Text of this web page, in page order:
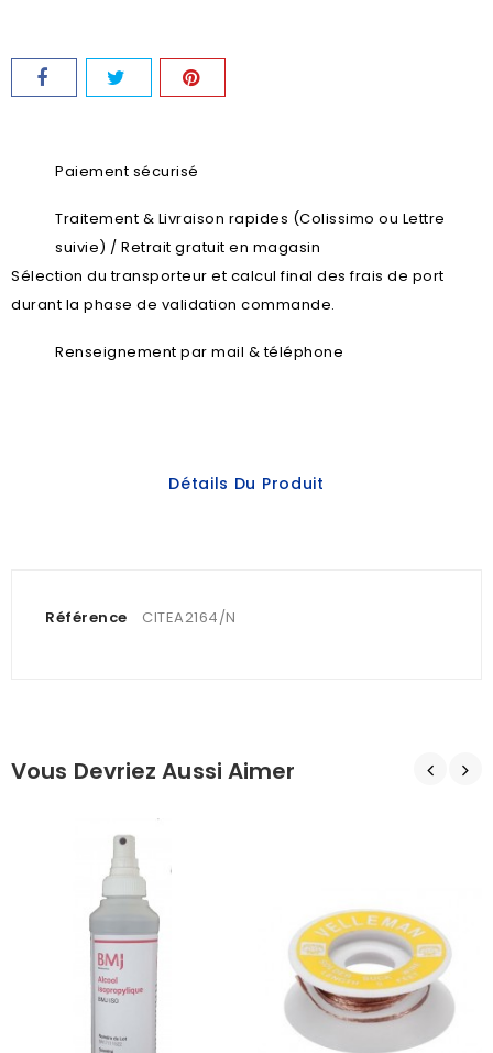
Paiement sécurisé
Traitement & Livraison rapides (Colissimo ou Lettre
suivie) / Retrait gratuit en magasin
Sélection du transporteur et calcul final des frais de port
durant la phase de validation commande.
Renseignement par mail & téléphone
Détails Du Produit
Référence CITEA2164/N
Vous Devriez Aussi Aimer